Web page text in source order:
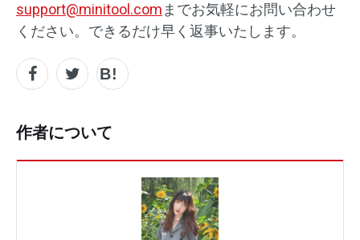
support@minitool.com までお気軽にお問い合わせ
ください。できるだけ早く返事いたします。
作者について